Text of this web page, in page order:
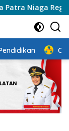
Regional